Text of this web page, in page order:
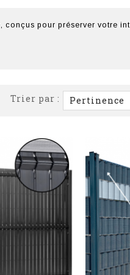
pour préserver votre
Trier par : Pertinence